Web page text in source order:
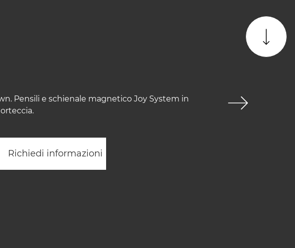
Pensili e schienale magnetico Joy System in
Richiedi informazioni